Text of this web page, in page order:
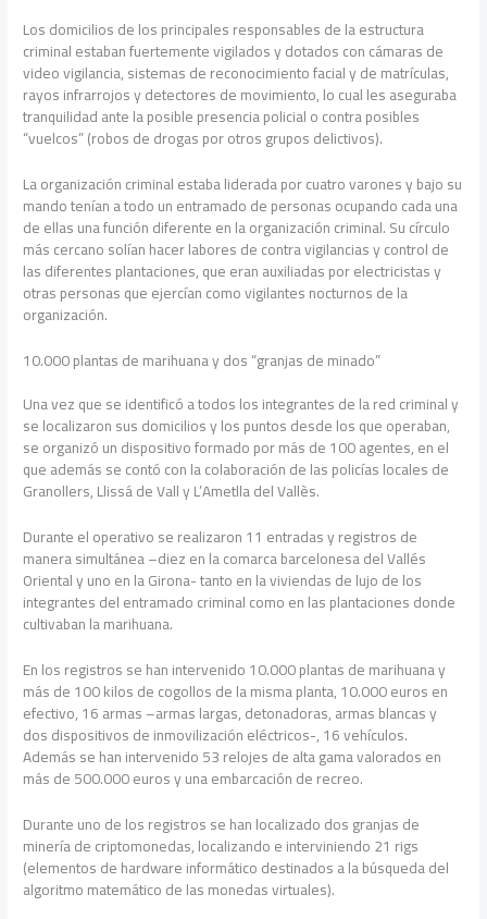
Los domicilios de los principales responsables de la estructura
criminal estaban fuertemente vigilados y dotados con cámaras de
video vigilancia, sistemas de reconocimiento facial y de matrículas,
rayos infrarrojos y detectores de movimiento, lo cual les aseguraba
tranquilidad ante la posible presencia policial o contra posibles
“vuelcos” (robos de drogas por otros grupos delictivos).
La organización criminal estaba liderada por cuatro varones y bajo su
mando tenían a todo un entramado de personas ocupando cada una
de ellas una función diferente en la organización criminal. Su círculo
más cercano solían hacer labores de contra vigilancias y control de
las diferentes plantaciones, que eran auxiliadas por electricistas y
otras personas que ejercían como vigilantes nocturnos de la
organización.
10.000 plantas de marihuana y dos “granjas de minado”
Una vez que se identificó a todos los integrantes de la red criminal y
se localizaron sus domicilios y los puntos desde los que operaban,
se organizó un dispositivo formado por más de 100 agentes, en el
que además se contó con la colaboración de las policías locales de
Granollers, Llissá de Vall y L’Ametlla del Vallès.
Durante el operativo se realizaron 11 entradas y registros de
manera simultánea –diez en la comarca barcelonesa del Vallés
Oriental y uno en la Girona- tanto en la viviendas de lujo de los
integrantes del entramado criminal como en las plantaciones donde
cultivaban la marihuana.
En los registros se han intervenido 10.000 plantas de marihuana y
más de 100 kilos de cogollos de la misma planta, 10.000 euros en
efectivo, 16 armas –armas largas, detonadoras, armas blancas y
dos dispositivos de inmovilización eléctricos-, 16 vehículos.
Además se han intervenido 53 relojes de alta gama valorados en
más de 500.000 euros y una embarcación de recreo.
Durante uno de los registros se han localizado dos granjas de
minería de criptomonedas, localizando e interviniendo 21 rigs
(elementos de hardware informático destinados a la búsqueda del
algoritmo matemático de las monedas virtuales).